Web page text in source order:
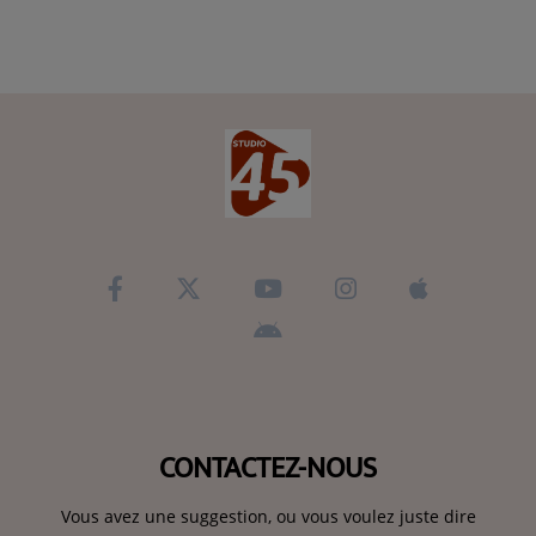
CONTACTEZ-NOUS
Vous avez une suggestion, ou vous voulez juste dire